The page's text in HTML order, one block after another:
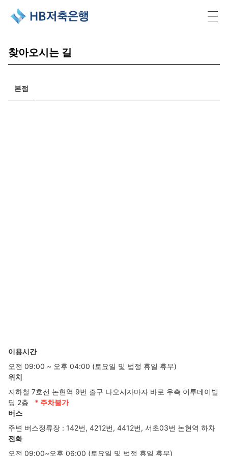
찾아오시는 길
본점
이용시간
오전 09:00 ~ 오후 04:00 (토요일 및 법정 휴일 휴무)
위치
지하철 7호선 논현역 9번 출구 나오시자마자 바로 우측 이투데이빌
딩 2층
* 주차불가
버스
주변 버스정류장 : 142번, 4212번, 4412번, 서초03번 논현역 하차
전화
오전 09:00~오후 06:00 (토요일 및 법정 휴일 휴무)